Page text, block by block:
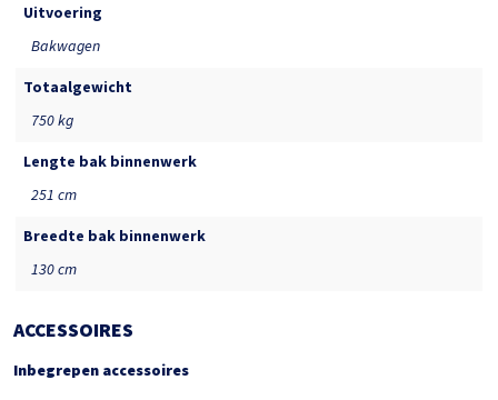
Uitvoering
Bakwagen
Totaalgewicht
750 kg
Lengte bak binnenwerk
251 cm
Breedte bak binnenwerk
130 cm
ACCESSOIRES
Inbegrepen accessoires